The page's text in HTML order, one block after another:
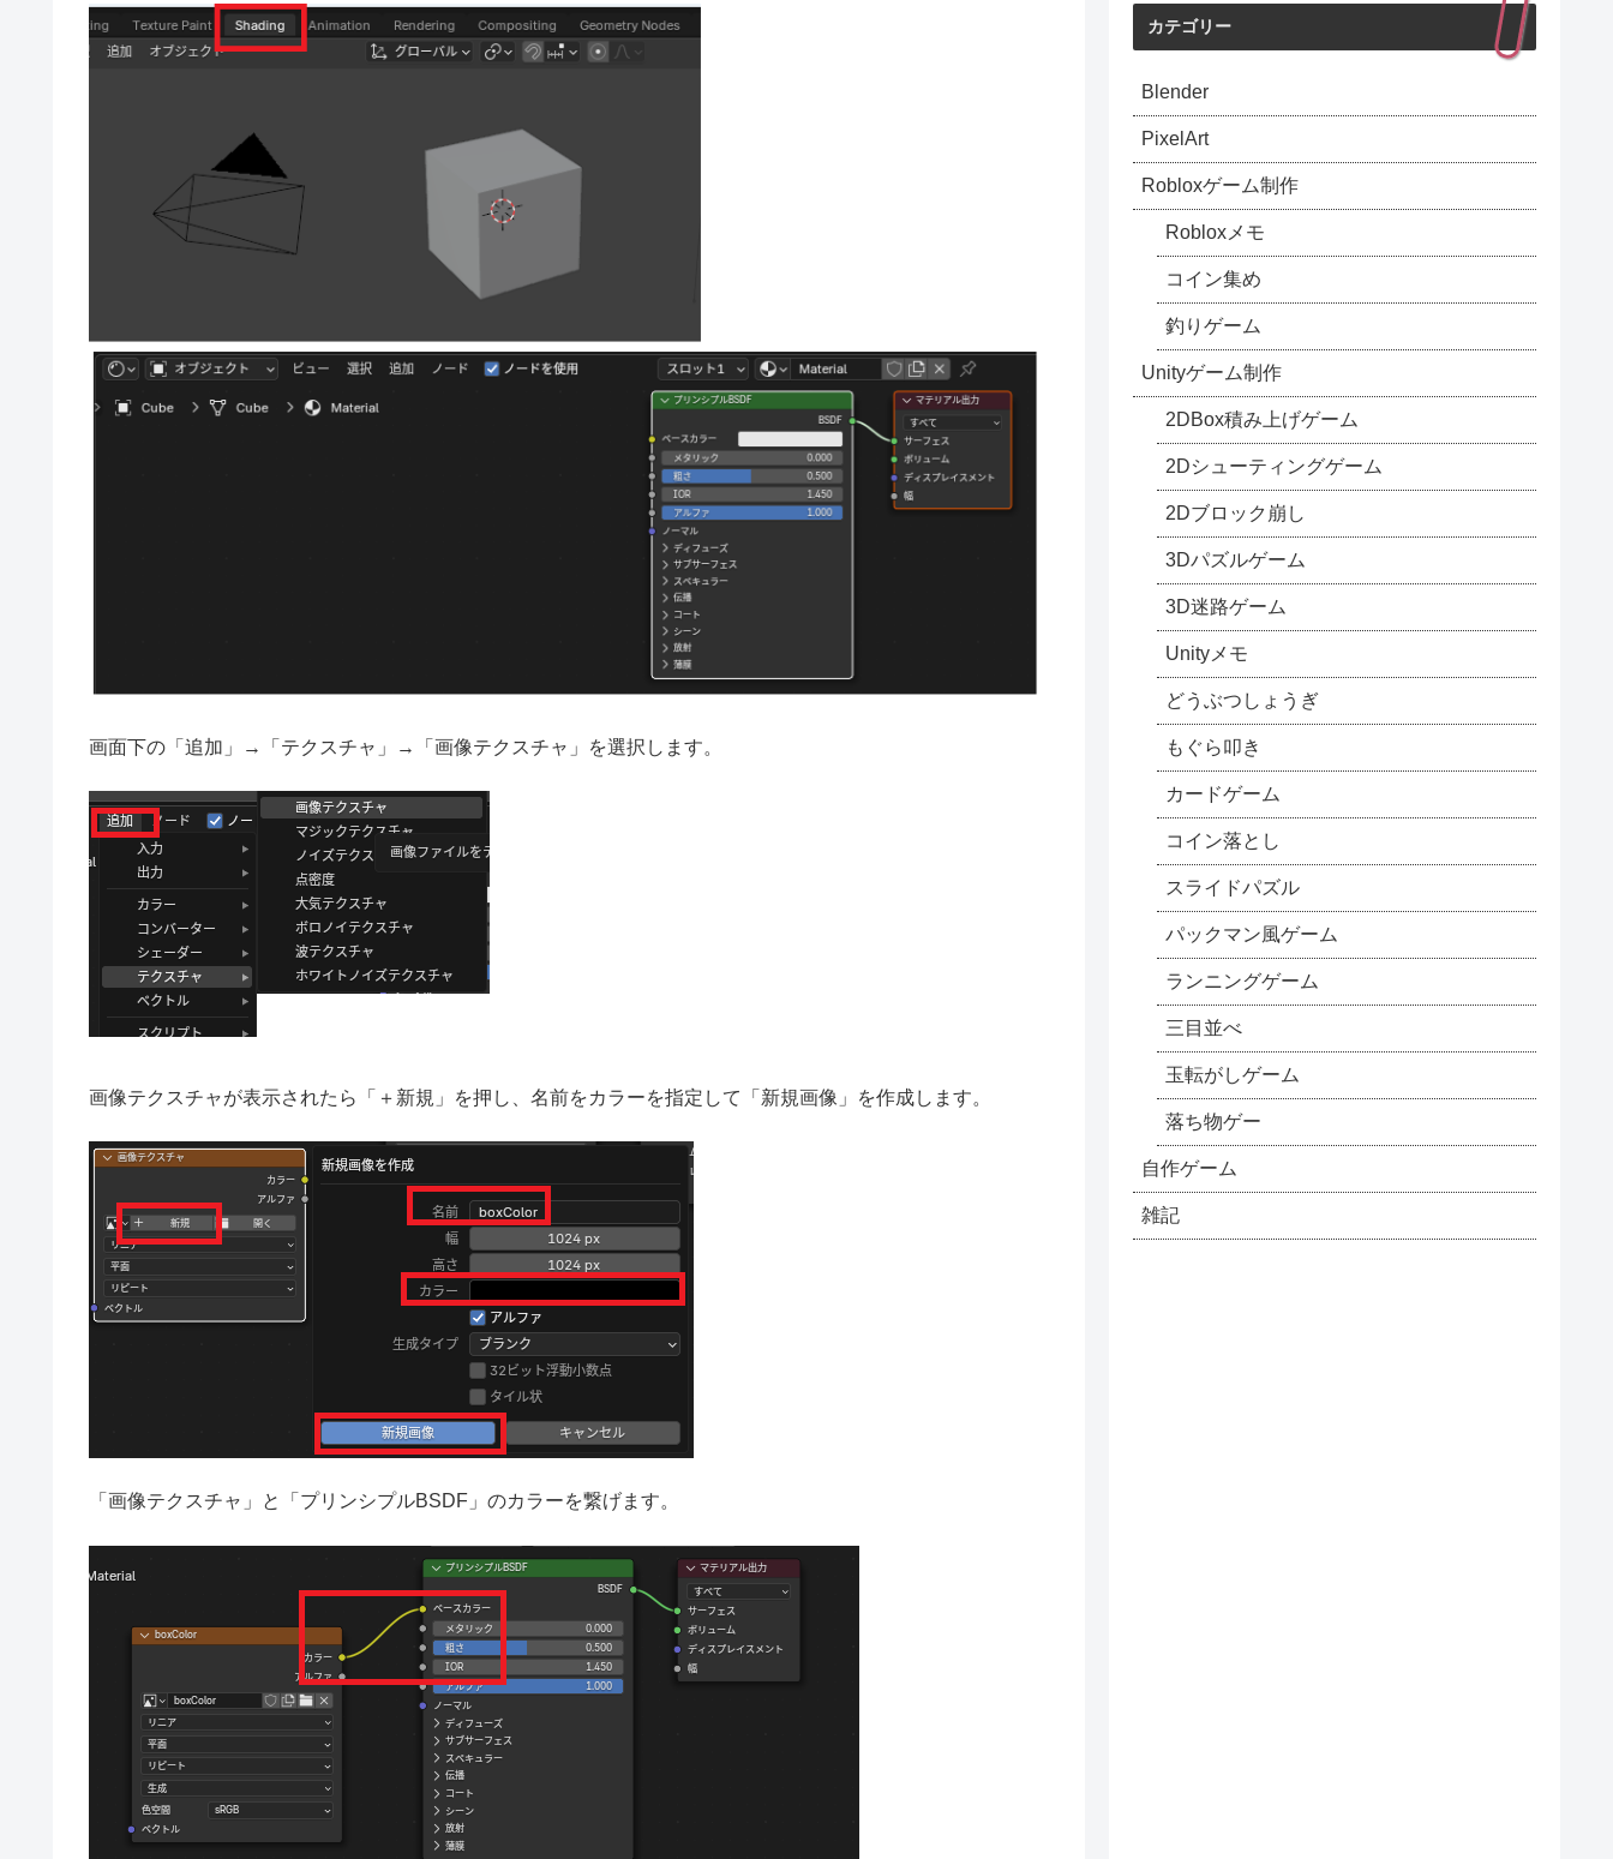
画面下の「追加」→「テクスチャ」→「画像テクスチャ」を選択します。
画像テクスチャが表示されたら「＋新規」を押し、名前をカラーを指定して「新規画像」を作成します。
「画像テクスチャ」と「プリンシプルBSDF」のカラーを繋げます。
カテゴリー
Blender
PixelArt
Robloxゲーム制作
Robloxメモ
コイン集め
釣りゲーム
Unityゲーム制作
2DBox積み上げゲーム
2Dシューティングゲーム
2Dブロック崩し
3Dパズルゲーム
3D迷路ゲーム
Unityメモ
どうぶつしょうぎ
もぐら叩き
カードゲーム
コイン落とし
スライドパズル
パックマン風ゲーム
ランニングゲーム
三目並べ
玉転がしゲーム
落ち物ゲー
自作ゲーム
雑記